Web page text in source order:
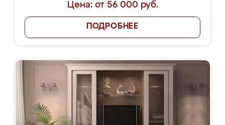
Цена: от 56 000 руб.
ПОДРОБНЕЕ